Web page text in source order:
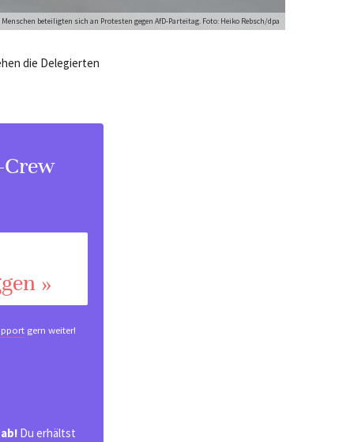
Menschen beteiligten sich an Protesten gegen AfD-Parteitag. Foto: Heiko Rebsch/dpa
die Delegierten
»
gern weiter!
Du erhältst